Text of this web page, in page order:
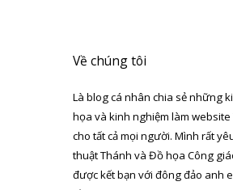
Về chúng tôi
Là blog cá nhân chia sẻ những
họa và kinh nghiệm làm
cho tất cả mọi người. Mình rất
thuật Thánh và Đồ họa Công
được kết bạn với đông đảo anh